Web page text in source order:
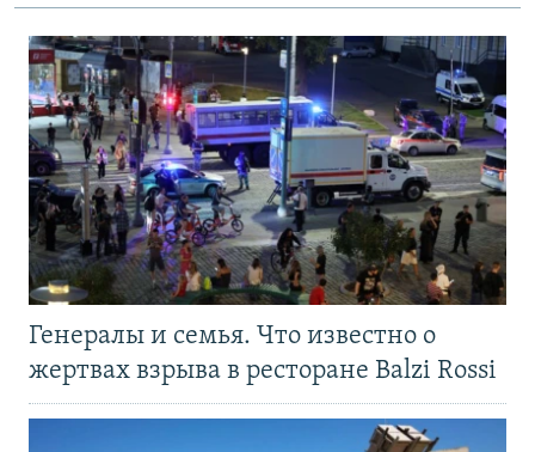
Генералы и семья. Что известно о
жертвах взрыва в ресторане Balzi Rossi